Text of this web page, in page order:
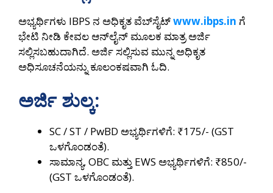
ಅಭ್ಯರ್ಥಿಗಳು IBPS ನ ಅಧಿಕೃತ ವೆಬ್‌ಸೈಟ್www.ibps.in ಗೆ
ಭೇಟಿ ನೀಡಿ ಕೇವಲ ಆನ್‌ಲೈನ್ ಮೂಲಕ ಮಾತ್ರ ಅರ್ಜಿ
ಸಲ್ಲಿಸಬಹುದಾಗಿದೆ. ಅರ್ಜಿ ಸಲ್ಲಿಸುವ ಮುನ್ನ ಅಧಿಕೃತ
ಅಧಿಸೂಚನೆಯನ್ನು ಕೂಲಂಕಷವಾಗಿ ಓದಿ.
ಅರ್ಜಿ ಶುಲ್ಕ:
SC / ST / PwBD ಅಭ್ಯರ್ಥಿಗಳಿಗೆ: ₹175/- (GST
ಒಳಗೊಂಡಂತೆ).
ಸಾಮಾನ್ಯ, OBC ಮತ್ತು EWS ಅಭ್ಯರ್ಥಿಗಳಿಗೆ: ₹850/-
(GST ಒಳಗೊಂಡಂತೆ).